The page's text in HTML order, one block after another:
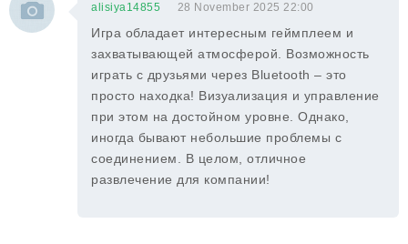
alisiya14855 28 November 2025 22:00
Игра обладает интересным геймплеем и
захватывающей атмосферой. Возможность
играть с друзьями через Bluetooth – это
просто находка! Визуализация и управление
при этом на достойном уровне. Однако,
иногда бывают небольшие проблемы с
соединением. В целом, отличное
развлечение для компании!